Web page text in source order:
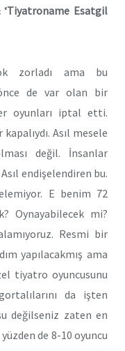
Esatgil
zorladı ama bu
önce de var olan bir
oyunları iptal etti.
Asıl mesele
değil. İnsanlar
endişelendiren bu.
E benim 72
Oynayabilecek mi?
Resmi bir
yapılacakmış ama
tiyatro oyuncusunu
da işten
değilseniz zaten en
de 8-10 oyuncu